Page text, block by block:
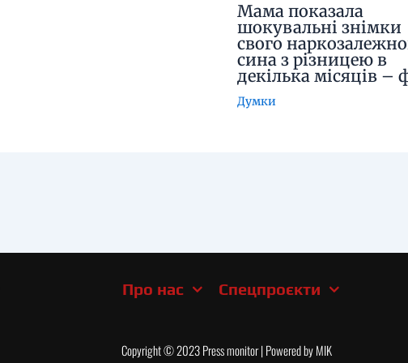
Мама показала
шокувальні знімки
свого
сина з різницею в
декілька місяців –
Думки
Про нас Спецпроєкти
Copyright © 2023 Press monitor | Powered by MIK